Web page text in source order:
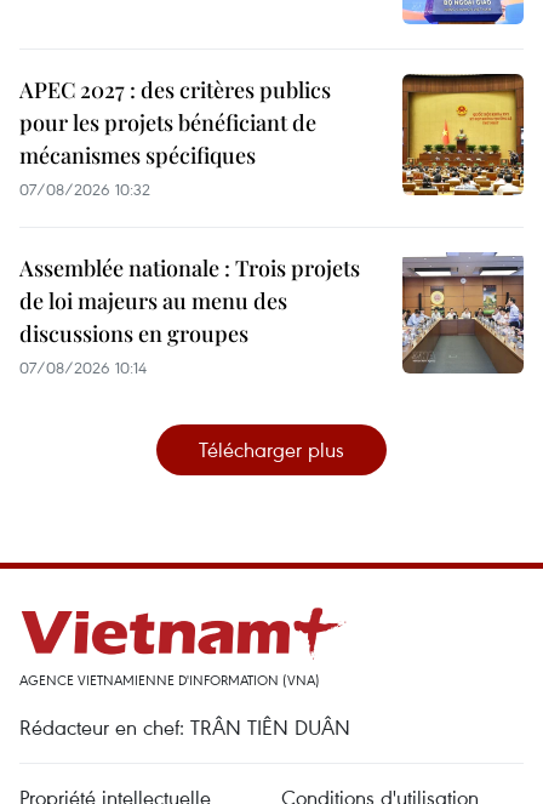
APEC 2027 : des critères publics
pour les projets bénéficiant de
mécanismes spécifiques
07/08/2026 10:32
Assemblée nationale : Trois projets
de loi majeurs au menu des
discussions en groupes
07/08/2026 10:14
Télécharger plus
AGENCE VIETNAMIENNE D'INFORMATION (VNA)
Rédacteur en chef: TRÂN TIÊN DUÂN
Propriété intellectuelle Conditions d'utilisation